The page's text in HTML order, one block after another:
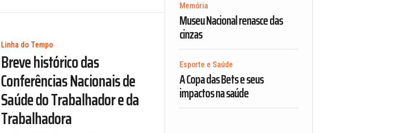
Linha do Tempo
Breve histórico das
Conferências Nacionais de
Saúde do Trabalhador e da
Trabalhadora
Memória
Museu Nacional renasce das
cinzas
Esporte e Saúde
A Copa das Bets e seus
impactos na saúde